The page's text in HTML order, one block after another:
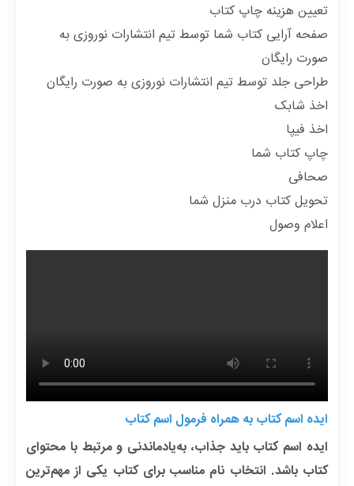
تعیین هزینه چاپ کتاب
صفحه آرایی کتاب شما توسط تیم انتشارات نوروزی به
صورت رایگان
طراحی جلد توسط تیم انتشارات نوروزی به صورت رایگان
اخذ شابک
اخذ فیپا
چاپ کتاب شما
صحافی
تحویل کتاب درب منزل شما
اعلام وصول
ایده اسم کتاب به همراه فرمول اسم کتاب
ایده اسم کتاب باید جذاب، به‌یادماندنی و مرتبط با محتوای
کتاب باشد. انتخاب نام مناسب برای کتاب یکی از مهم‌ترین